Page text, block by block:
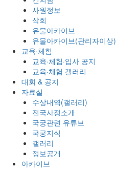
사원정보
삭회
유물아카이브
유물아카이브(관리자이상)
교육·체험
교육·체험·입사 공지
교육·체험 갤러리
대회 & 공지
자료실
수상내역(갤러리)
전국사정소개
국궁관련 유튜브
국궁지식
갤러리
정보공개
아카이브